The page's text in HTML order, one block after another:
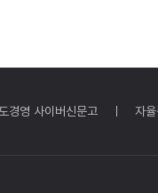
경영 사이버신문고 자